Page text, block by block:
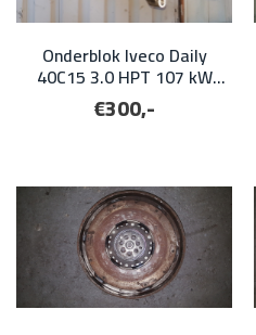
Onderblok Iveco Daily
40C15 3.0 HPT 107 kW
2009 (alleen voor
onderdelen!)
€300,-